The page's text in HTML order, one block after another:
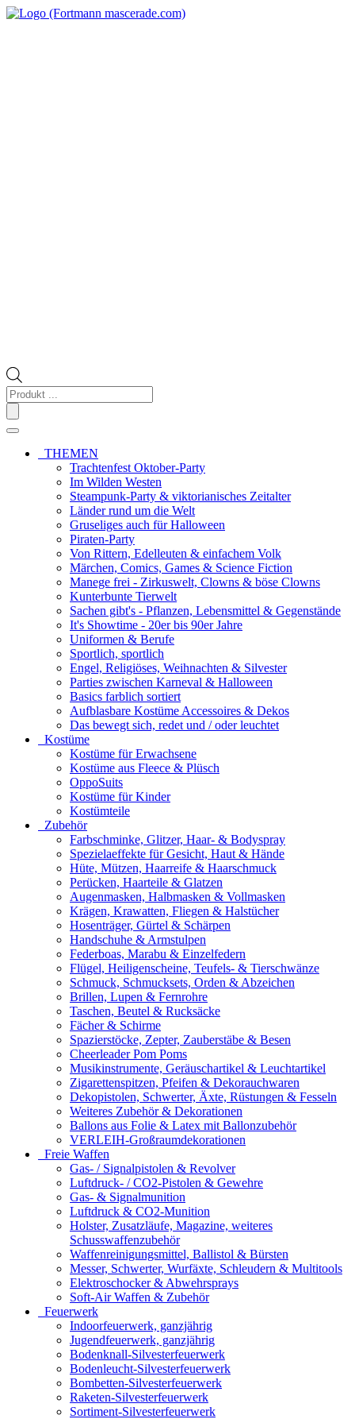
Products
search
THEMEN
Trachtenfest Oktober-Party
Im Wilden Westen
Steampunk-Party & viktorianisches Zeitalter
Länder rund um die Welt
Gruseliges auch für Halloween
Piraten-Party
Von Rittern, Edelleuten & einfachem Volk
Märchen, Comics, Games & Science Fiction
Manege frei - Zirkuswelt, Clowns & böse Clowns
Kunterbunte Tierwelt
Sachen gibt's - Pflanzen, Lebensmittel & Gegenstände
It's Showtime - 20er bis 90er Jahre
Uniformen & Berufe
Sportlich, sportlich
Engel, Religiöses, Weihnachten & Silvester
Parties zwischen Karneval & Halloween
Basics farblich sortiert
Aufblasbare Kostüme Accessoires & Dekos
Das bewegt sich, redet und / oder leuchtet
Kostüme
Kostüme für Erwachsene
Kostüme aus Fleece & Plüsch
OppoSuits
Kostüme für Kinder
Kostümteile
Zubehör
Farbschminke, Glitzer, Haar- & Bodyspray
Spezielaeffekte für Gesicht, Haut & Hände
Hüte, Mützen, Haarreife & Haarschmuck
Perücken, Haarteile & Glatzen
Augenmasken, Halbmasken & Vollmasken
Krägen, Krawatten, Fliegen & Halstücher
Hosenträger, Gürtel & Schärpen
Handschuhe & Armstulpen
Federboas, Marabu & Einzelfedern
Flügel, Heiligenscheine, Teufels- & Tierschwänze
Schmuck, Schmucksets, Orden & Abzeichen
Brillen, Lupen & Fernrohre
Taschen, Beutel & Rucksäcke
Fächer & Schirme
Spazierstöcke, Zepter, Zauberstäbe & Besen
Cheerleader Pom Poms
Musikinstrumente, Geräuschartikel & Leuchtartikel
Zigarettenspitzen, Pfeifen & Dekorauchwaren
Dekopistolen, Schwerter, Äxte, Rüstungen & Fesseln
Weiteres Zubehör & Dekorationen
Ballons aus Folie & Latex mit Ballonzubehör
VERLEIH-Großraumdekorationen
Freie Waffen
Gas- / Signalpistolen & Revolver
Luftdruck- / CO2-Pistolen & Gewehre
Gas- & Signalmunition
Luftdruck & CO2-Munition
Holster, Zusatzläufe, Magazine, weiteres
Schusswaffenzubehör
Waffenreinigungsmittel, Ballistol & Bürsten
Messer, Schwerter, Wurfäxte, Schleudern & Multitools
Elektroschocker & Abwehrsprays
Soft-Air Waffen & Zubehör
Feuerwerk
Indoorfeuerwerk, ganzjährig
Jugendfeuerwerk, ganzjährig
Bodenknall-Silvesterfeuerwerk
Bodenleucht-Silvesterfeuerwerk
Bombetten-Silvesterfeuerwerk
Raketen-Silvesterfeuerwerk
Sortiment-Silvesterfeuerwerk